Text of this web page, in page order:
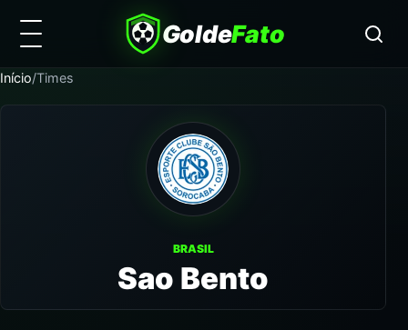
GoldeFato
Início/Times
BRASIL
Sao Bento